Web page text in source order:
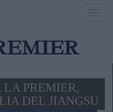
PREMIER,
DEL JIANGSU